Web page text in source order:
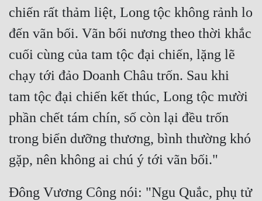
chiến rất thảm liệt, Long tộc không rảnh lo
đến vãn bối. Vãn bối nương theo thời khắc
cuối cùng của tam tộc đại chiến, lặng lẽ
chạy tới đảo Doanh Châu trốn. Sau khi
tam tộc đại chiến kết thúc, Long tộc mười
phần chết tám chín, số còn lại đều trốn
trong biển dưỡng thương, bình thường khó
Đông Vương Công nói: "Ngu Quắc, phụ tử